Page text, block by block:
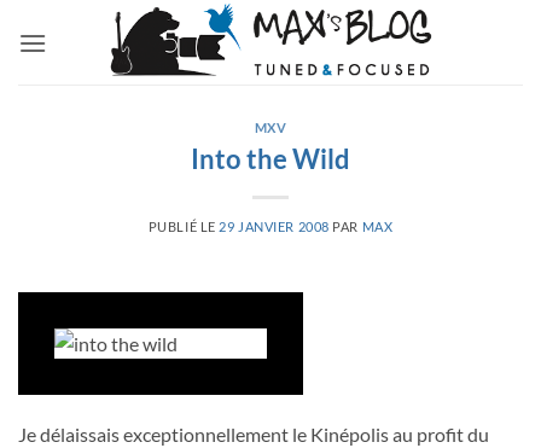
MXV
Into the Wild
PUBLIÉ LE 29 JANVIER 2008 PAR MAX
Je délaissais exceptionnellement le Kinépolis au profit du